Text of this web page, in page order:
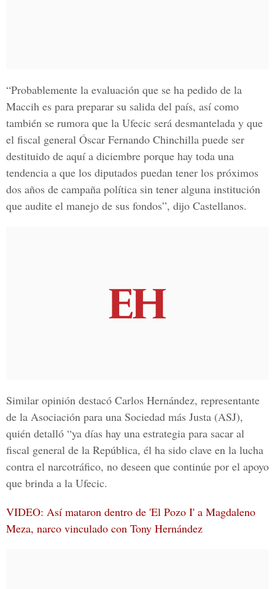
“Probablemente la evaluación que se ha pedido de la
Maccih es para preparar su salida del país, así como
también se rumora que la Ufecic será desmantelada y que
el fiscal general Óscar Fernando Chinchilla puede ser
destituido de aquí a diciembre porque hay toda una
tendencia a que los diputados puedan tener los próximos
dos años de campaña política sin tener alguna institución
que audite el manejo de sus fondos”, dijo Castellanos.
Similar opinión destacó Carlos Hernández, representante
de la Asociación para una Sociedad más Justa (ASJ),
quién detalló “ya días hay una estrategia para sacar al
fiscal general de la República, él ha sido clave en la lucha
contra el narcotráfico, no deseen que continúe por el apoyo
que brinda a la Ufecic.
VIDEO: Así mataron dentro de 'El Pozo I' a Magdaleno
Meza, narco vinculado con Tony Hernández